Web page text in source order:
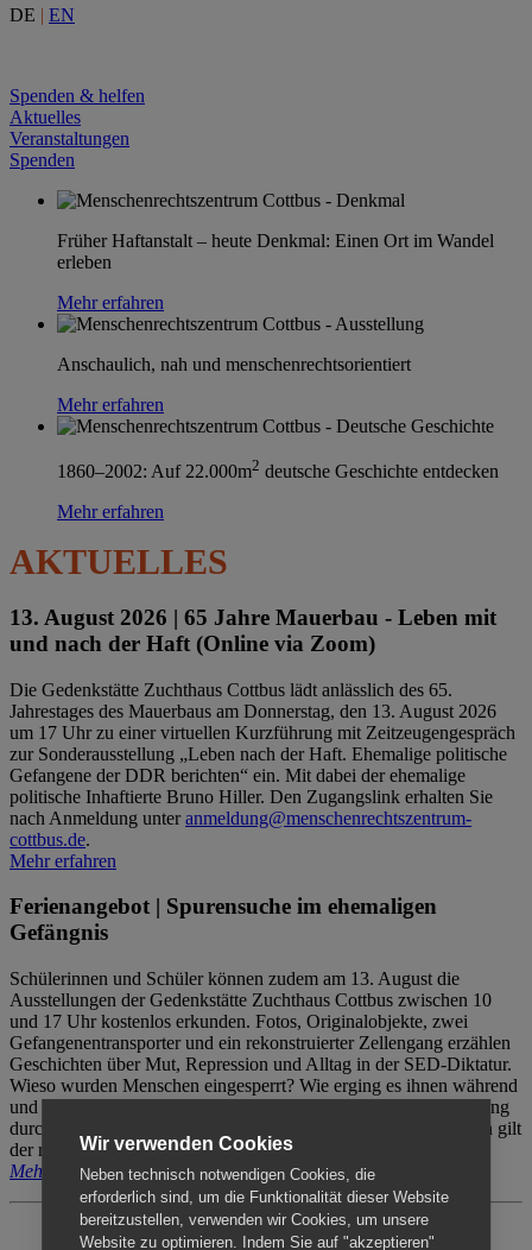
DE | EN
Spenden & helfen
Aktuelles
Veranstaltungen
Spenden
Früher Haftanstalt – heute Denkmal: Einen Ort im Wandel
erleben
Mehr erfahren
Anschaulich, nah und menschenrechtsorientiert
Mehr erfahren
1860–2002: Auf 22.000m2 deutsche Geschichte entdecken
Mehr erfahren
AKTUELLES
13. August 2026 | 65 Jahre Mauerbau - Leben mit
und nach der Haft (Online via Zoom)
Die Gedenkstätte Zuchthaus Cottbus lädt anlässlich des 65.
Jahrestages des Mauerbaus am Donnerstag, den 13. August 2026
um 17 Uhr zu einer virtuellen Kurzführung mit Zeitzeugengespräch
zur Sonderausstellung „Leben nach der Haft. Ehemalige politische
Gefangene der DDR berichten“ ein. Mit dabei der ehemalige
politische Inhaftierte Bruno Hiller. Den Zugangslink erhalten Sie
nach Anmeldung unteranmeldung@menschenrechtszentrum-
cottbus.de.
Mehr erfahren
Ferienangebot | Spurensuche im ehemaligen
Gefängnis
Schülerinnen und Schüler können zudem am 13. August die
Ausstellungen der Gedenkstätte Zuchthaus Cottbus zwischen 10
und 17 Uhr kostenlos erkunden. Fotos, Originalobjekte, zwei
Gefangenentransporter und ein rekonstruierter Zellengang erzählen
Geschichten über Mut, Repression und Alltag in der SED-Diktatur.
Wieso wurden Menschen eingesperrt? Wie erging es ihnen während
und nach der Haft? Der Besuch erfolgt individuell ohne Betreuung
durch das Menschenrechtszentrum Cottbus. Für Begleitpersonen gilt
der reguläre Eintritt (8€ / ermäßigt 5€).
Mehr erfahren
Wir verwenden Cookies
Neben technisch notwendigen Cookies, die
erforderlich sind, um die Funktionalität dieser Website
bereitzustellen, verwenden wir Cookies, um unsere
Website zu optimieren. Indem Sie auf "akzeptieren"